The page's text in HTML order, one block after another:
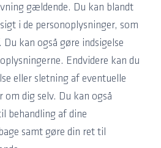
gældende. Du kan blandt
i de personoplysninger, som
Du kan også gøre indsigelse
Endvidere kan du
eller sletning af eventuelle
dig selv. Du kan også
behandling af dine
samt gøre din ret til